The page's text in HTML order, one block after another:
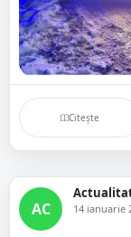
Citește
AC 14 ianuarie